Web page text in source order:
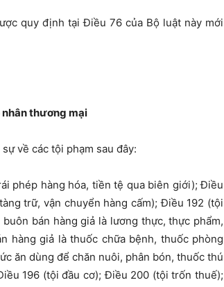
quy định tại Điều 76 của Bộ luật này mới
nhân thương mại
về các tội phạm sau đây:
phép hàng hóa, tiền tệ qua biên giới); Điều
trữ, vận chuyển hàng cấm); Điều 192 (tội
bán hàng giả là lương thực, thực phẩm,
hàng giả là thuốc chữa bệnh, thuốc phòng
ăn dùng để chăn nuôi, phân bón, thuốc thú
196 (tội đầu cơ); Điều 200 (tội trốn thuế);